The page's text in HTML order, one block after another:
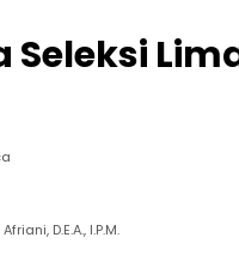
Seleksi
D.E.A., I.P.M.